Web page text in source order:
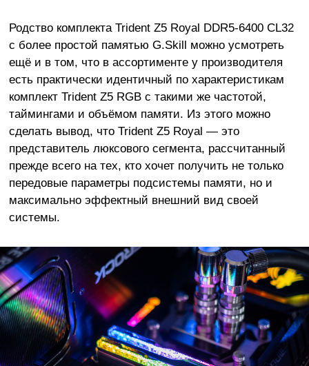
Родство комплекта Trident Z5 Royal DDR5-6400 CL32
с более простой памятью G.Skill можно усмотреть
ещё и в том, что в ассортименте у производителя
есть практически идентичный по характеристикам
комплект Trident Z5 RGB с такими же частотой,
таймингами и объёмом памяти. Из этого можно
сделать вывод, что Trident Z5 Royal — это
представитель люксового сегмента, рассчитанный
прежде всего на тех, кто хочет получить не только
передовые параметры подсистемы памяти, но и
максимально эффектный внешний вид своей
системы.